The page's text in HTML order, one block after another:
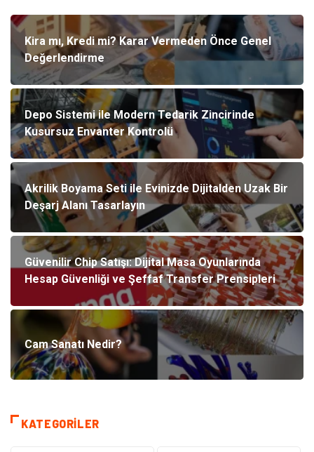
Kira mı, Kredi mi? Karar Vermeden Önce Genel
Değerlendirme
Depo Sistemi ile Modern Tedarik Zincirinde
Kusursuz Envanter Kontrolü
Akrilik Boyama Seti ile Evinizde Dijitalden Uzak Bir
Deşarj Alanı Tasarlayın
Güvenilir Chip Satışı: Dijital Masa Oyunlarında
Hesap Güvenliği ve Şeffaf Transfer Prensipleri
Cam Sanatı Nedir?
KATEGORILER